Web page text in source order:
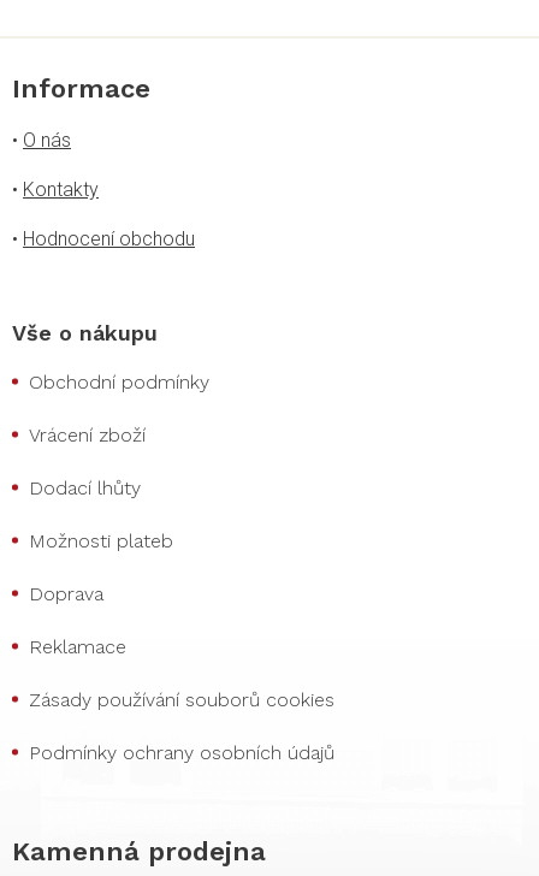
Informace
• O nás
• Kontakty
• Hodnocení obchodu
Vše o nákupu
Obchodní podmínky
Vrácení zboží
Dodací lhůty
Možnosti plateb
Doprava
Reklamace
Zásady používání souborů cookies
Podmínky ochrany osobních údajů
Kamenná prodejna